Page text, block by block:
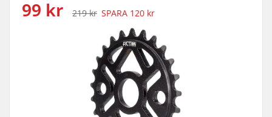
99 kr 219 kr SPARA 120 kr